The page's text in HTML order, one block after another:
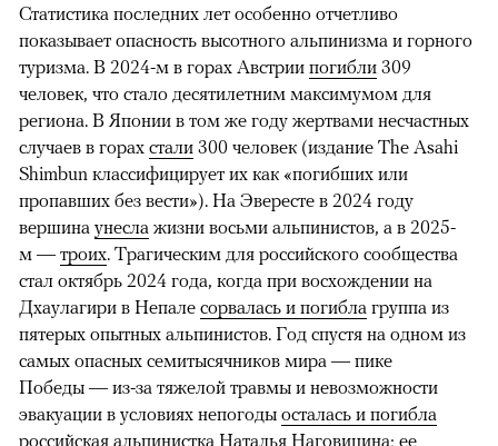
Статистика последних лет особенно отчетливо
показывает опасность высотного альпинизма и горного
туризма. В 2024-м в горах Австрии погибли 309
человек, что стало десятилетним максимумом для
региона. В Японии в том же году жертвами несчастных
случаев в горах стали 300 человек (издание The Asahi
Shimbun классифицирует их как «погибших или
пропавших без вести»). На Эвересте в 2024 году
вершина унесла жизни восьми альпинистов, а в 2025-
м — троих. Трагическим для российского сообщества
стал октябрь 2024 года, когда при восхождении на
Дхаулагири в Непале сорвалась и погибла группа из
пятерых опытных альпинистов. Год спустя на одном из
самых опасных семитысячников мира — пике
Победы — из-за тяжелой травмы и невозможности
эвакуации в условиях непогоды осталась и погибла
российская альпинистка Наталья Наговицина; ее